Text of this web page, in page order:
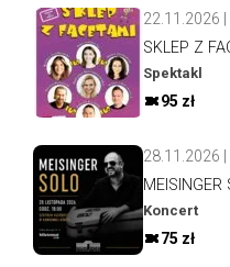
22.11.2026 |
SKLEP Z
Spektakl
95 zł
28.11.2026 |
MEISINGER
Koncert
75 zł